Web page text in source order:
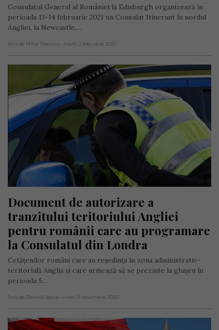
Consulatul General al României la Edinburgh organizează în
perioada 13-14 februarie 2021 un Consulat Itinerant în nordul
Angliei, la Newcastle,…
Scris de Mihai Diaconu - marți, 2 februarie 2021
Document de autorizare a
tranzitului teritoriului Angliei
pentru românii care au programare
la Consulatul din Londra
Cetățenilor români care au reședința în zona administrativ-
teritorială Anglia și care urmează să se prezinte la ghișeu în
perioada 5…
Scris de Daniela Stoica - vineri, 6 noiembrie 2020